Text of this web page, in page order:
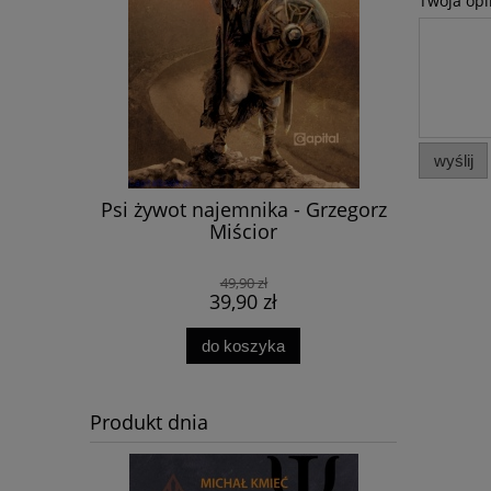
Psi żywot najemnika - Grzegorz
Miścior
49,90 zł
39,90 zł
do koszyka
Produkt dnia
wyślij